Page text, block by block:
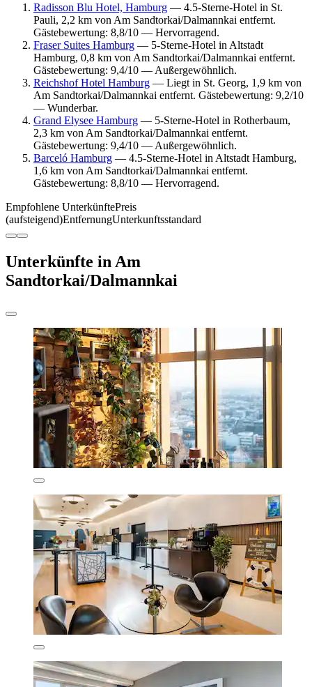
Radisson Blu Hotel, Hamburg — 4.5-Sterne-Hotel in St.
Pauli, 2,2 km von Am Sandtorkai/Dalmannkai entfernt.
Gästebewertung: 8,8/10 — Hervorragend.
Fraser Suites Hamburg — 5-Sterne-Hotel in Altstadt
Hamburg, 0,8 km von Am Sandtorkai/Dalmannkai entfernt.
Gästebewertung: 9,4/10 — Außergewöhnlich.
Reichshof Hotel Hamburg — Liegt in St. Georg, 1,9 km von
Am Sandtorkai/Dalmannkai entfernt. Gästebewertung: 9,2/10
— Wunderbar.
Grand Elysee Hamburg — 5-Sterne-Hotel in Rotherbaum,
2,3 km von Am Sandtorkai/Dalmannkai entfernt.
Gästebewertung: 9,4/10 — Außergewöhnlich.
Barceló Hamburg — 4.5-Sterne-Hotel in Altstadt Hamburg,
1,6 km von Am Sandtorkai/Dalmannkai entfernt.
Gästebewertung: 8,8/10 — Hervorragend.
Empfohlene UnterkünftePreis
(aufsteigend)EntfernungUnterkunftsstandard
Unterkünfte in Am
Sandtorkai/Dalmannkai